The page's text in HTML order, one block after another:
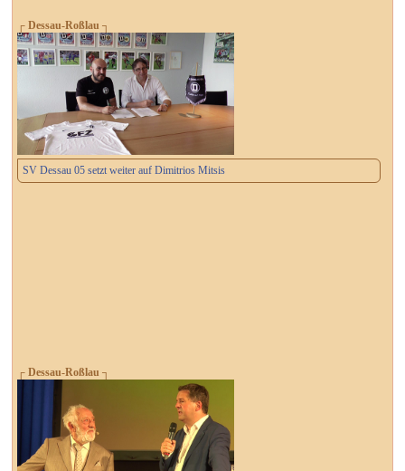
┌ Dessau-Roßlau ┐
SV Dessau 05 setzt weiter auf Dimitrios Mitsis
┌ Dessau-Roßlau ┐